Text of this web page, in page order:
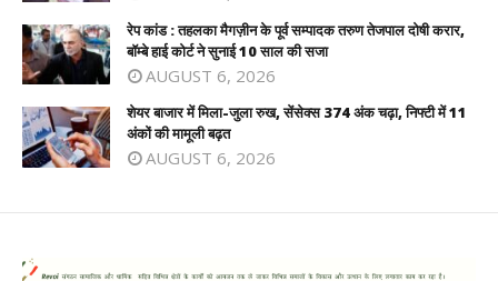
रेप कांड : तहलका मैगज़ीन के पूर्व सम्पादक तरुण तेजपाल दोषी करार,
बॉम्बे हाई कोर्ट ने सुनाई 10 साल की सजा
AUGUST 6, 2026
शेयर बाजार में मिला-जुला रुख, सेंसेक्स 374 अंक चढ़ा, निफ्टी में 11
अंकों की मामूली बढ़त
AUGUST 6, 2026